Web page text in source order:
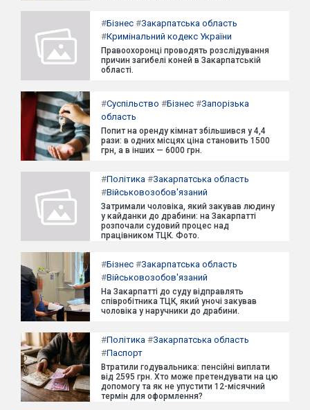
#Бізнес #Закарпатська область
#Кримінальний кодекс України
Правоохоронці проводять розслідування
причин загибелі коней в Закарпатській
області.
#Суспільство #Бізнес #Запорізька
область
Попит на оренду кімнат збільшився у 4,4
рази: в одних місцях ціна становить 1500
грн, а в інших — 6000 грн.
#Політика #Закарпатська область
#Військовозобов'язаний
Затримали чоловіка, який закував людину
у кайданки до драбини: на Закарпатті
розпочали судовий процес над
працівником ТЦК. Фото.
#Бізнес #Закарпатська область
#Військовозобов'язаний
На Закарпатті до суду відправлять
співробітника ТЦК, який уночі закував
чоловіка у наручники до драбини.
#Політика #Закарпатська область
#Паспорт
Втратили годувальника: пенсійні виплати
від 2595 грн. Хто може претендувати на цю
допомогу та як не упустити 12-місячний
термін для оформлення?